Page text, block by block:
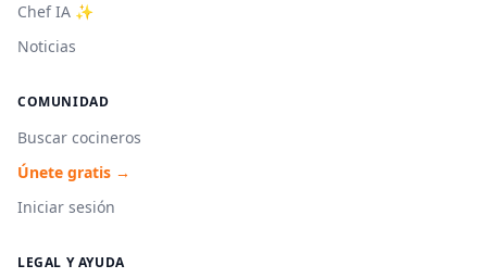
Chef IA ✨
Noticias
COMUNIDAD
Buscar cocineros
Únete gratis →
Iniciar sesión
LEGAL Y AYUDA